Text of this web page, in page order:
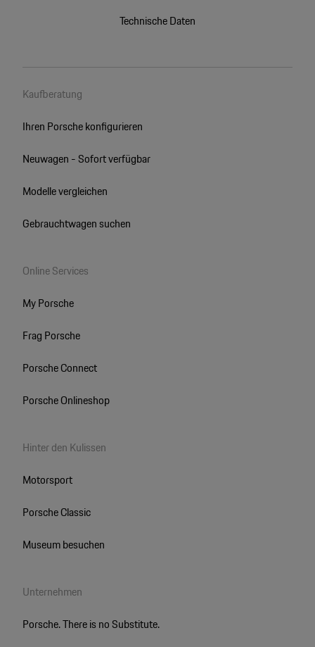
Technische Daten
Kaufberatung
Ihren Porsche konfigurieren
Neuwagen - Sofort verfügbar
Modelle vergleichen
Gebrauchtwagen suchen
Online Services
My Porsche
Frag Porsche
Porsche Connect
Porsche Onlineshop
Hinter den Kulissen
Motorsport
Porsche Classic
Museum besuchen
Unternehmen
Porsche. There is no Substitute.